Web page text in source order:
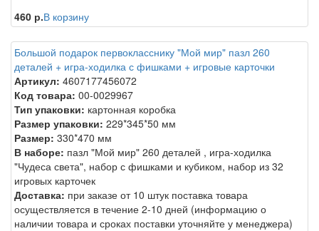
460 р.В корзину
Большой подарок первокласснику "Мой мир" пазл 260
деталей + игра-ходилка с фишками + игровые карточки
Артикул: 4607177456072
Код товара: 00-0029967
Тип упаковки: картонная коробка
Размер упаковки: 229*345*50 мм
Размер: 330*470 мм
В наборе: пазл "Мой мир" 260 деталей , игра-ходилка
"Чудеса света", набор с фишками и кубиком, набор из 32
игровых карточек
Доставка: при заказе от 10 штук поставка товара
осуществляется в течение 2-10 дней (информацию о
наличии товара и сроках поставки уточняйте у менеджера)